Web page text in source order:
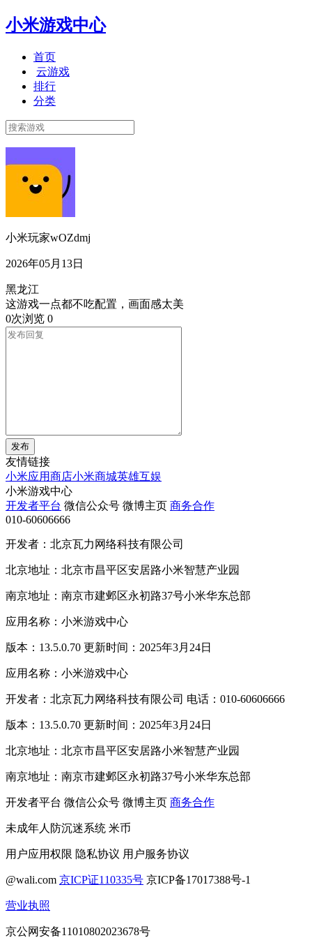
小米游戏中心
首页
云游戏
排行
分类
小米玩家wOZdmj
2026年05月13日
黑龙江
这游戏一点都不吃配置，画面感太美
0次浏览 0
发布
友情链接
小米应用商店小米商城英雄互娱
小米游戏中心
开发者平台 微信公众号 微博主页 商务合作
010-60606666
开发者：北京瓦力网络科技有限公司
北京地址：北京市昌平区安居路小米智慧产业园
南京地址：南京市建邺区永初路37号小米华东总部
应用名称：小米游戏中心
版本：13.5.0.70 更新时间：2025年3月24日
应用名称：小米游戏中心
开发者：北京瓦力网络科技有限公司 电话：010-60606666
版本：13.5.0.70 更新时间：2025年3月24日
北京地址：北京市昌平区安居路小米智慧产业园
南京地址：南京市建邺区永初路37号小米华东总部
开发者平台 微信公众号 微博主页 商务合作
未成年人防沉迷系统 米币
用户应用权限 隐私协议 用户服务协议
@wali.com 京ICP证110335号 京ICP备17017388号-1
营业执照
京公网安备11010802023678号